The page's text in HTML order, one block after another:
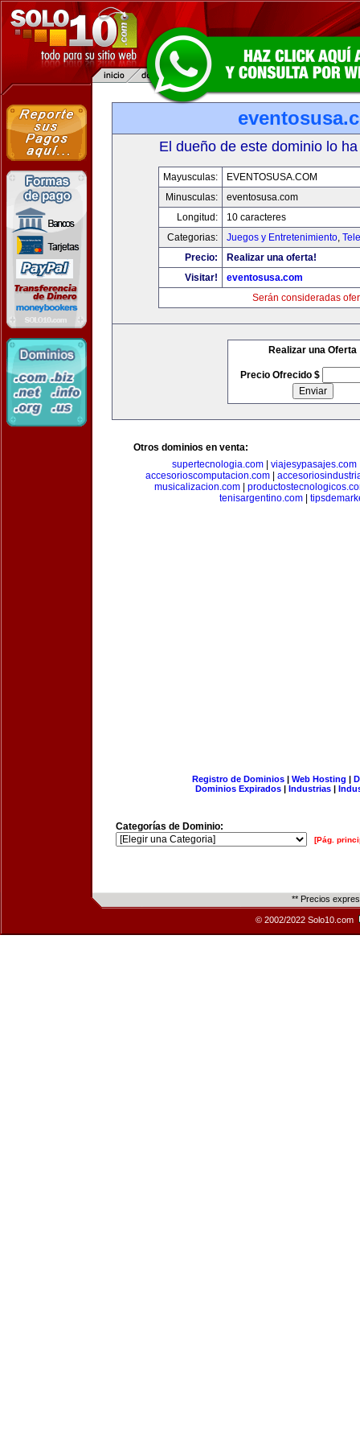
El dueño de este dominio lo
Mayusculas:
EVENTOSUSA.COM
Minusculas:
eventosusa.com
Longitud:
10 caracteres
Categorias:
Juegos y Entretenimiento,
Precio:
Realizar una oferta!
Visitar!
eventosusa.com
Serán consideradas
Realizar una Oferta
Precio Ofrecido $
Otros dominios en venta:
supertecnologia.com| viajesypasajes.com
accesorioscomputacion.com
musicalizacion.com|
tenisargentino.com
Registro de Dominios| Web Hosting |
Dominios Expirados | Industrias |
Categorías de Dominio:
[Pág.
** Precios
© 2002/2022 Solo10.com